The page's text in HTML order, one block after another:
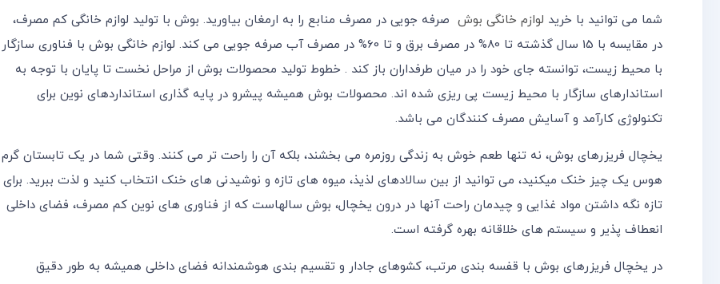
شما می توانید با خرید لوازم خانگی بوش صرفه جویی در مصرف منابع را به ارمغان بیاورید. بوش با تولید لوازم خانگی کم مصرف،
در مقایسه با 15 سال گذشته تا 80% در مصرف برق و تا 60% در مصرف آب صرفه جویی می کند. لوازم خانگی بوش با فناوری سازگار
با محیط زیست، توانسته جای خود را در میان طرفداران باز کند . خطوط تولید محصولات بوش از مراحل نخست تا پایان با توجه به
استاندارهای سازگار با محیط زیست پی ریزی شده اند. محصولات بوش همیشه پیشرو در پایه گذاری استانداردهای نوین برای
تکنولوژی کارآمد و آسایش مصرف کنندگان می باشد.
یخچال فریزرهای بوش، نه تنها طعم خوش به زندگی روزمره می بخشند، بلکه آن را راحت تر می کنند. وقتی شما در یک تابستان گرم
هوس یک چیز خنک میکنید، می توانید از بین سالادهای لذیذ، میوه های تازه و نوشیدنی های خنک انتخاب کنید و لذت ببرید. برای
تازه نگه داشتن مواد غذایی و چیدمان راحت آنها در درون یخچال، بوش سالهاست که از فناوری های نوین کم مصرف، فضای داخلی
انعطاف پذیر و سیستم های خلاقانه بهره گرفته است.
در یخچال فریزرهای بوش با قفسه‌ بندی مرتب، کشوهای جادار و تقسیم بندی هوشمندانه فضای داخلی همیشه به طور دقیق